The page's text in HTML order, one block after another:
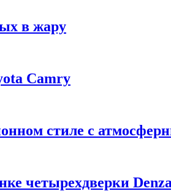
в жару
Camry
стиле с
четырехдверки